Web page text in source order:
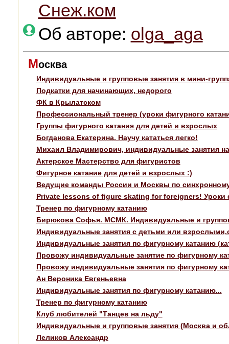
Снеж.ком
Об авторе: olga_aga
Москва
Индивидуальные и групповые занятия в мини-
Подкатки для начинающих, недорого
ФК в Крылатском
Профессиональный тренер (уроки фигурного
Группы фигурного катания для детей и взрослых
Богданова Екатерина. Научу кататься легко!
Михаил Владимирович, индивидуальные занятия
Актерское Мастерство для фигуристов
Фигурное катание для детей и взрослых :)
Ведущие команды России и Москвы по
Private lessons of figure skating for foreigners! Уроки
Тренер по фигурному катанию
Бирюкова Софья. МСМК. Индивидуальные и
Индивидуальные занятия с детьми или
Индивидуальные занятия по фигурному катанию
Провожу индивидуальные занятие по фигурному
Провожу индивидуальные занятия по фигурному
Ан Вероника Евгеньевна
Индивидуальные занятия по фигурному катанию...
Тренер по фигурному катанию
Клуб любителей "Танцев на льду"
Индивидуальные и групповые занятия (Москва и
Леликов Александр